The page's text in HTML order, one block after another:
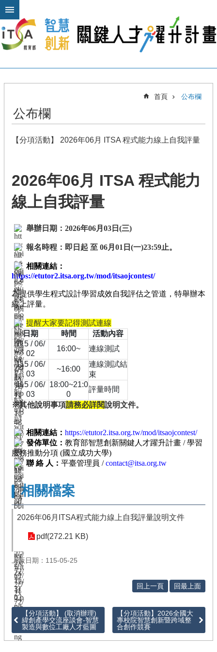
跳到主要內容區塊
進
搜
尋
本
計
畫
平
競
賽
評
量
活
動
花
絮
知
識
地
圖
前
期
計
畫
徵
件
管
考
回
站
導
覽
首頁 公布欄
公布欄
【分項活動】 2026年06月 ITSA 程式能力線上自我評量
2026年06月 ITSA 程式能力
線上自我評量
舉辦日期：2026年06月03日(三)
報名時程：即日起 至 06月01日(一)23:59止。
相關連結：
https://etutor2.itsa.org.tw/mod/itsaojcontest/
為提供學生程式設計學習成效自我評估之管道，特舉辦本
線上評量。
提醒大家要記得測試連線
日期
時間
活動內容
115 / 06/
02
16:00~
連線測試
115 / 06/
03
~16:00
連線測試結
束
115 / 06/
03
18:00~21:0
0
評量時間
※其他說明事項請務必詳閱說明文件。
相關連結： https://etutor2.itsa.org.tw/mod/itsaojcontest/
發佈單位： 教育部智慧創新關鍵人才躍升計畫 / 學習
服務推動分項 (國立成功大學)
聯 絡 人： 平臺管理員 /contact@itsa.org.tw
相關檔案
2026年06月ITSA程式能力線上自我評量說明文件
pdf(272.21 KB)
上版日期：115-05-25
回上一頁 回最上面
【分項活動】 (取消辦理)
緯創產學交流座談會-智慧
製造與數位工廠人才藍圖
【分項活動】2026全國大
專校院智慧創新暨跨域整
合創作競賽